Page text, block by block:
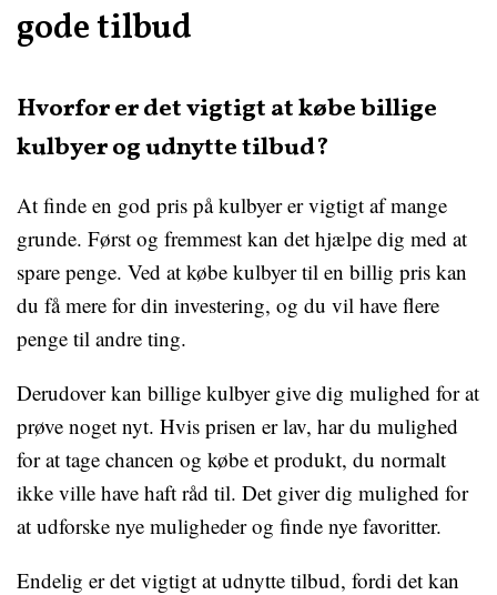
gode tilbud
Hvorfor er det vigtigt at købe billige
kulbyer og udnytte tilbud?
At finde en god pris på kulbyer er vigtigt af mange
grunde. Først og fremmest kan det hjælpe dig med at
spare penge. Ved at købe kulbyer til en billig pris kan
du få mere for din investering, og du vil have flere
penge til andre ting.
Derudover kan billige kulbyer give dig mulighed for at
prøve noget nyt. Hvis prisen er lav, har du mulighed
for at tage chancen og købe et produkt, du normalt
ikke ville have haft råd til. Det giver dig mulighed for
at udforske nye muligheder og finde nye favoritter.
Endelig er det vigtigt at udnytte tilbud, fordi det kan